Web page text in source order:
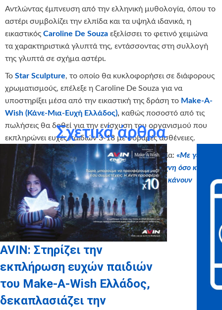
Αντλώντας έμπνευση από την ελληνική μυθολογία, όπου το
αστέρι συμβολίζει την ελπίδα και τα υψηλά ιδανικά, η
εικαστικός Caroline De Souza εξελίσσει το φετινό χειμώνα
τα χαρακτηριστικά γλυπτά της, εντάσσοντας στη συλλογή
της γλυπτά σε σχήμα αστέρι.
Το Star Sculpture, το οποίο θα κυκλοφορήσει σε διάφορους
χρωματισμούς, επέλεξε η Caroline De Souza για να
υποστηρίξει μέσα από την εικαστική της δράση το Make-A-
Wish (Κάνε-Μια-Ευχή Ελλάδος), καθώς ποσοστό από τις
πωλήσεις θα δοθεί για την ενίσχυση του οργανισμού που
εκπληρώνει ευχές παιδιών 3-18 με σοβαρές ασθένειες.
Η ίδια δήλωσε για τη συγκεκριμένη συνεργασία: «Με γεμίζει
βαθιά συγκίνηση και ζεστασιά, τόσο ως καλλιτέχνη όσο και ως
μητέρα, το να αισθάνομαι ότι βοηθάω παιδιά να κάνουν
πραγματικότητα τις ευχές τους».
Σχετικά άρθρα
AVIN: Στηρίζει την
εκπλήρωση ευχών παιδιών
του Make-A-Wish Ελλάδος,
δεκαπλασιάζει την